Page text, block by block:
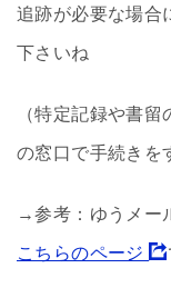
追跡が必要な場合
下さいね
（特定記録や書
の窓口で手続きを
→参考：ゆうメー
こちらのページ